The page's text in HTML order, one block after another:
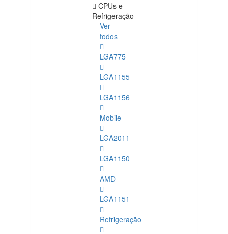
CPUs e
Refrigeração
Ver
todos
LGA775
LGA1155
LGA1156
Mobile
LGA2011
LGA1150
AMD
LGA1151
Refrigeração